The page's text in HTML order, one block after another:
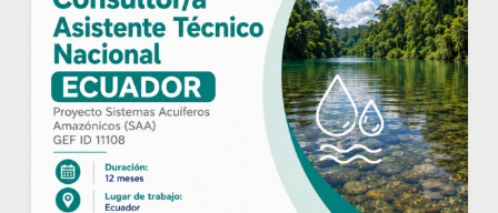
convocatoria
para
Consultor/a
Asistente
Técnico
Nacional
Proyecto
SAA